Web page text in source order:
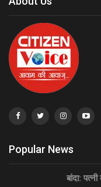
Popular News
बांदा: